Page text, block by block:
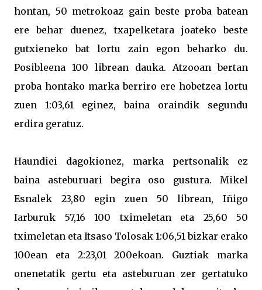
hontan, 50 metrokoaz gain beste proba batean
ere behar duenez, txapelketara joateko beste
gutxieneko bat lortu zain egon beharko du.
Posibleena 100 librean dauka. Atzooan bertan
proba hontako marka berriro ere hobetzea lortu
zuen 1:03,61 eginez, baina oraindik segundu
erdira geratuz.
Haundiei dagokionez, marka pertsonalik ez
baina asteburuari begira oso gustura. Mikel
Esnalek 23,80 egin zuen 50 librean, Iñigo
Iarburuk 57,16 100 tximeletan eta 25,60 50
tximeletan eta Itsaso Tolosak 1:06,51 bizkar erako
100ean eta 2:23,01 200ekoan. Guztiak marka
onenetatik gertu eta asteburuan zer gertatuko